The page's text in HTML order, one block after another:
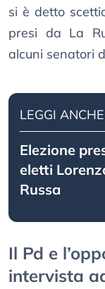
si è detto
presi da La
alcuni senatori
LEGGI ANCHE
Elezione
eletti
Russa
Il Pd e
intervista